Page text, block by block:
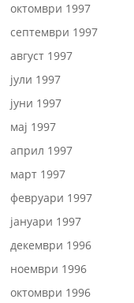
октомври 1997
септември 1997
август 1997
јули 1997
јуни 1997
мај 1997
април 1997
март 1997
февруари 1997
јануари 1997
декември 1996
ноември 1996
октомври 1996